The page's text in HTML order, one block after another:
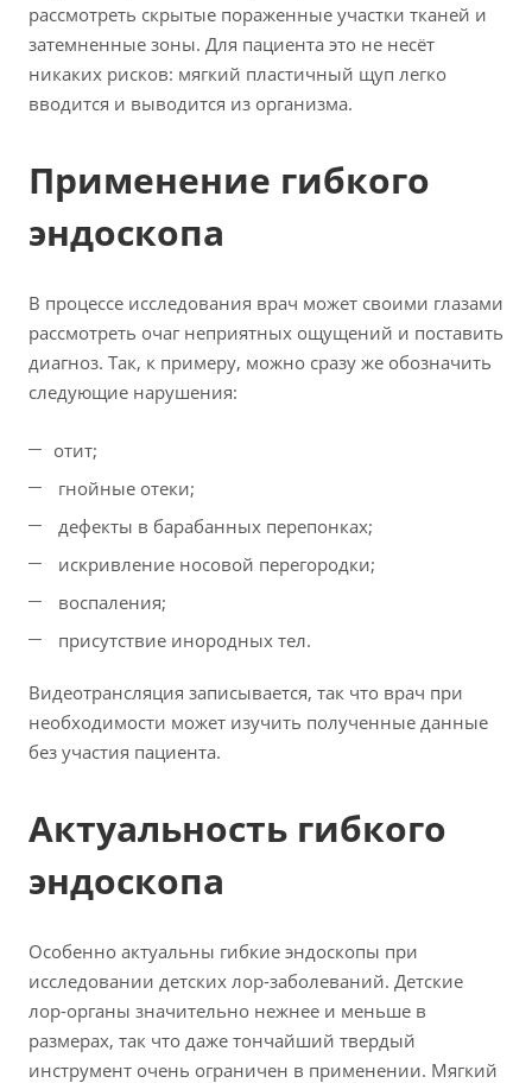
рассмотреть скрытые пораженные участки тканей и
затемненные зоны. Для пациента это не несёт
никаких рисков: мягкий пластичный щуп легко
вводится и выводится из организма.
Применение гибкого
эндоскопа
В процессе исследования врач может своими глазами
рассмотреть очаг неприятных ощущений и поставить
диагноз. Так, к примеру, можно сразу же обозначить
следующие нарушения:
отит;
гнойные отеки;
дефекты в барабанных перепонках;
искривление носовой перегородки;
воспаления;
присутствие инородных тел.
Видеотрансляция записывается, так что врач при
необходимости может изучить полученные данные
без участия пациента.
Актуальность гибкого
эндоскопа
Особенно актуальны гибкие эндоскопы при
исследовании детских лор-заболеваний. Детские
лор-органы значительно нежнее и меньше в
размерах, так что даже тончайший твердый
инструмент очень ограничен в применении. Мягкий